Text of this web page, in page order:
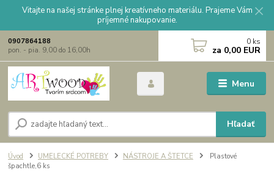
Vitajte na našej stránke plnej kreatívneho materiálu. Prajeme Vám
príjemné nakupovanie.
Menu
Hľadať
0907864188
pon. - pia. 9,00 do 16,00h
0 ks
za 0,00 EUR
Úvod UMELECKÉ POTREBY NÁSTROJE A ŠTETCE
Plastové
špachtle,6 ks